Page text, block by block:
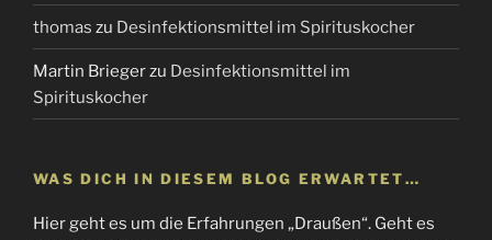
thomas zu Desinfektionsmittel im Spirituskocher
Martin Briegerzu Desinfektionsmittel im
Spirituskocher
WAS DICH IN DIESEM BLOG ERWARTET…
Hier geht es um die Erfahrungen „Draußen“. Geht es